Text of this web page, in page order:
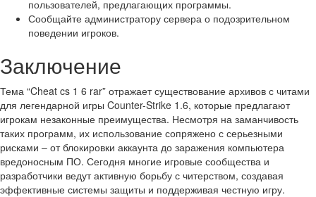
пользователей, предлагающих программы.
Сообщайте администратору сервера о подозрительном
поведении игроков.
Заключение
Тема “Cheat cs 1 6 rar” отражает существование архивов с читами
для легендарной игры Counter-Strike 1.6, которые предлагают
игрокам незаконные преимущества. Несмотря на заманчивость
таких программ, их использование сопряжено с серьезными
рисками – от блокировки аккаунта до заражения компьютера
вредоносным ПО. Сегодня многие игровые сообщества и
разработчики ведут активную борьбу с читерством, создавая
эффективные системы защиты и поддерживая честную игру.